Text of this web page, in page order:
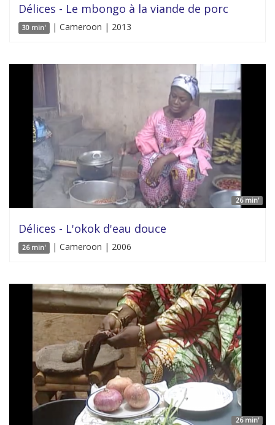
Délices - Le mbongo à la viande de porc
30 min' | Cameroon | 2013
26 min'
Délices - L'okok d'eau douce
26 min' | Cameroon | 2006
26 min'